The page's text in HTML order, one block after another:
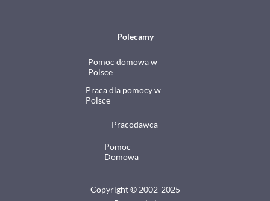
Pomoc domowa w
Polsce
Praca dla pomocy w
Polsce
Pracodawca
Pomoc
Domowa
Polecamy
Copyright © 2002-2025